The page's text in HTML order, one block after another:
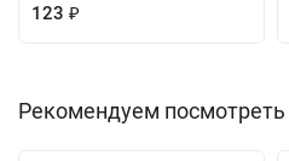
123 ₽
Рекомендуем посмотреть